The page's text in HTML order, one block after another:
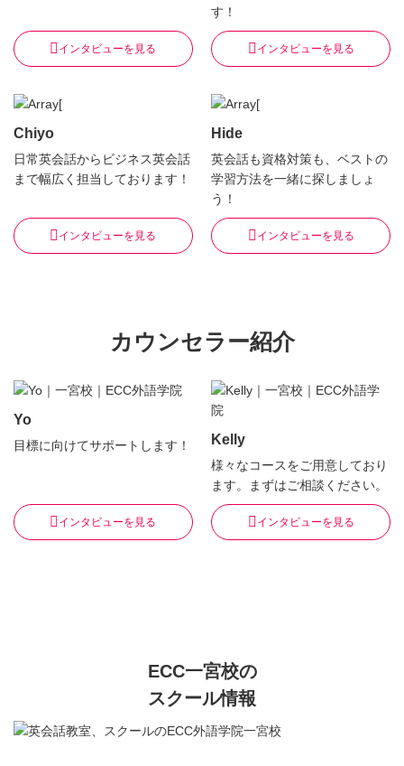
インタビューを見る
す！
インタビューを見る
Chiyo
日常英会話からビジネス英会話
まで幅広く担当しております！
インタビューを見る
Hide
英会話も資格対策も、ベストの
学習方法を一緒に探しましょ
う！
インタビューを見る
カウンセラー紹介
Yo
目標に向けてサポートします！
インタビューを見る
Kelly
様々なコースをご用意しており
ます。まずはご相談ください。
インタビューを見る
ECC一宮校の
スクール情報